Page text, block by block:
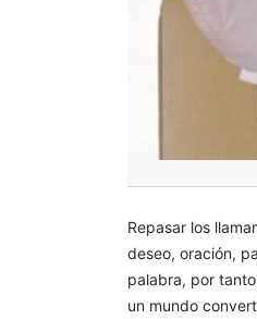
Repasar los
deseo, oración,
palabra, por
un mundo